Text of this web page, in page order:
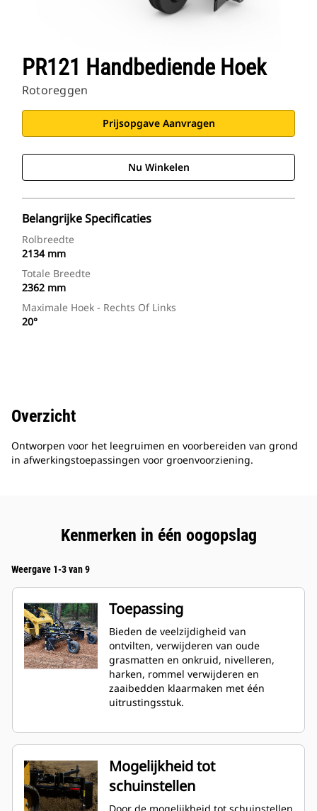
PR121 Handbediende Hoek
Rotoreggen
Prijsopgave Aanvragen
Nu Winkelen
Belangrijke Specificaties
Rolbreedte
2134 mm
Totale Breedte
2362 mm
Maximale Hoek - Rechts Of Links
20°
Overzicht
Ontworpen voor het leegruimen en voorbereiden van grond
in afwerkingstoepassingen voor groenvoorziening.
Kenmerken in één oogopslag
Weergave 1-3 van 9
Toepassing
Bieden de veelzijdigheid van
ontvilten, verwijderen van oude
grasmatten en onkruid, nivelleren,
harken, rommel verwijderen en
zaaibedden klaarmaken met één
uitrustingsstuk.
Mogelijkheid tot
schuinstellen